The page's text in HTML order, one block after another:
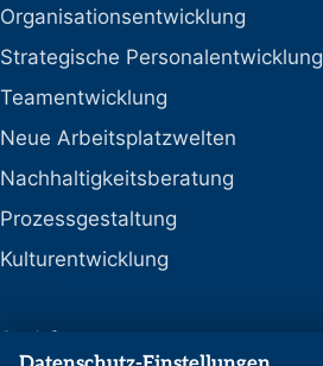
Organisationsentwicklung
Strategische Personalentwicklung
Teamentwicklung
Neue Arbeitsplatzwelten
Nachhaltigkeitsberatung
Prozessgestaltung
Kulturentwicklung
Social